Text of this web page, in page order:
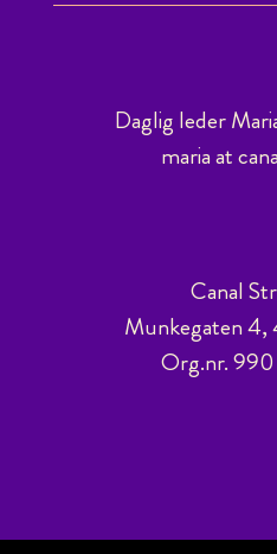
Daglig leder
maria at
Canal
Munkegaten
Org.nr.